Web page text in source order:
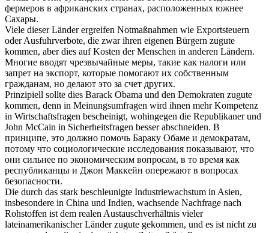
фермеров в африканских странах, расположенных южнее
Сахары.
Viele dieser Länder ergreifen Notmaßnahmen wie Exportsteuern
oder Ausfuhrverbote, die zwar ihren eigenen Bürgern zugute
kommen, aber dies auf Kosten der Menschen in anderen Ländern.
Многие вводят чрезвычайные меры, такие как налоги или
запрет на экспорт, которые помогают их собственным
гражданам, но делают это за счет других.
Prinzipiell sollte dies Barack Obama und den Demokraten zugute
kommen, denn in Meinungsumfragen wird ihnen mehr Kompetenz
in Wirtschaftsfragen bescheinigt, wohingegen die Republikaner und
John McCain in Sicherheitsfragen besser abschneiden. В
принципе, это должно помочь Бараку Обаме и демократам,
потому что социологические исследования показывают, что
они сильнее по экономическим вопросам, в то время как
республиканцы и Джон Маккейн опережают в вопросах
безопасности.
Die durch das stark beschleunigte Industriewachstum in Asien,
insbesondere in China und Indien, wachsende Nachfrage nach
Rohstoffen ist dem realen Austauschverhältnis vieler
lateinamerikanischer Länderzugute gekommen, und es ist nicht zu